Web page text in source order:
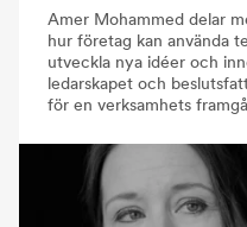
Amer Mohammed delar
hur företag kan använda
utveckla nya idéer och
ledarskapet och
för en verksamhets